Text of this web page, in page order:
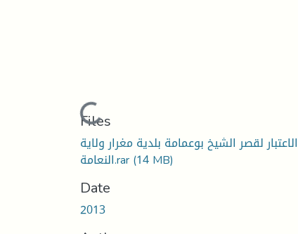
Loading...
Files
لقصر الشيخ بوعمامة بلدية مغرار ولاية
النعامة.rar(14 MB)
Date
2013